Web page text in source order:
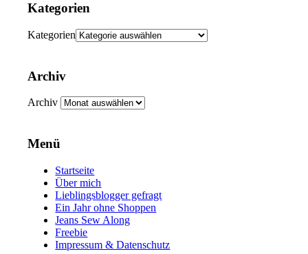
Kategorien
Kategorien
Archiv
Archiv
Menü
Startseite
Über mich
Lieblingsblogger gefragt
Ein Jahr ohne Shoppen
Jeans Sew Along
Freebie
Impressum & Datenschutz